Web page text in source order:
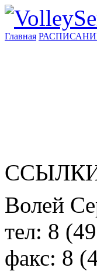
Главная
Волей
тел: 8
факс: 8